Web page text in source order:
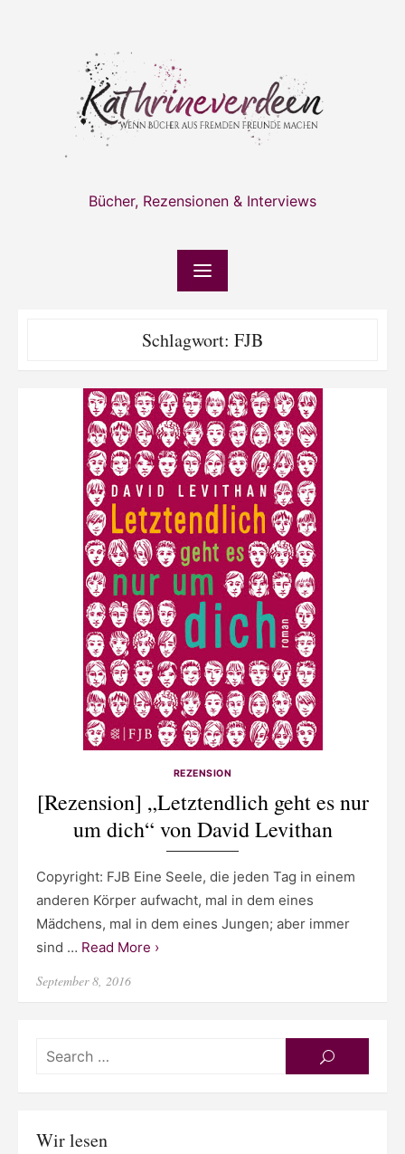
Bücher, Rezensionen & Interviews
Schlagwort: FJB
REZENSION
[Rezension] „Letztendlich geht es nur
um dich“ von David Levithan
Copyright: FJB Eine Seele, die jeden Tag in einem
anderen Körper aufwacht, mal in dem eines
Mädchens, mal in dem eines Jungen; aber immer
sind … Read More ›
Posted
September 8, 2016
SEARCH
Wir lesen